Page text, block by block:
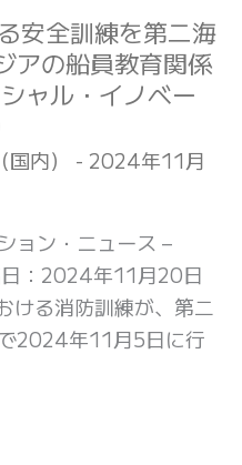
安全訓練を第二海
アの船員教育関係
ャル・イノベー
内） - 2024年11月
ョン・ニュース –
：2024年11月20日
る消防訓練が、第二
2024年11月5日に行